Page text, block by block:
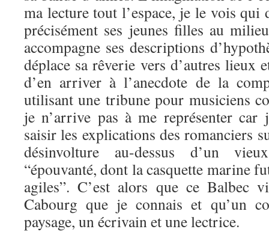
ma lecture tout l’espace, je le vois qui
précisément ses jeunes filles au
accompagne ses descriptions
déplace sa rêverie vers d’autres lieux
d’en arriver à l’anecdote de la
utilisant une tribune pour musiciens
je n’arrive pas à me représenter
saisir les explications des romanciers
désinvolture au-dessus d’un
“épouvanté, dont la casquette marine
agiles”. C’est alors que ce Balbec
Cabourg que je connais et qu’un
paysage, un écrivain et une lectrice.